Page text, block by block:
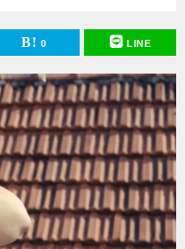
0 LINE